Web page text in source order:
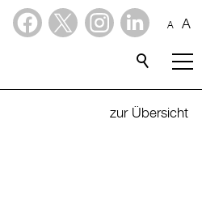
A A
zur Übersicht